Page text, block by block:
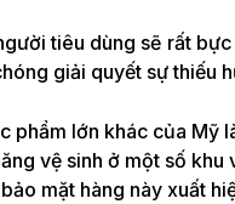
tiêu dùng sẽ rất
giải quyết sự thiếu
phẩm lớn khác của Mỹ
vệ sinh ở một số
mặt hàng này xuất